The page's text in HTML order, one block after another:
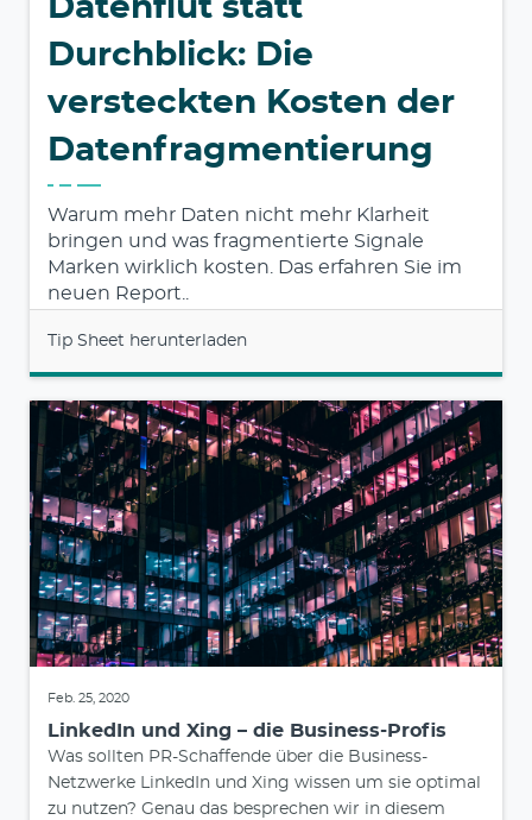
Datenflut statt
Durchblick: Die
versteckten Kosten der
Datenfragmentierung
Warum mehr Daten nicht mehr Klarheit
bringen und was fragmentierte Signale
Marken wirklich kosten. Das erfahren Sie im
neuen Report..
Tip Sheet herunterladen
Feb. 25, 2020
LinkedIn und Xing – die Business-Profis
Was sollten PR-Schaffende über die Business-
Netzwerke LinkedIn und Xing wissen um sie optimal
zu nutzen? Genau das besprechen wir in diesem